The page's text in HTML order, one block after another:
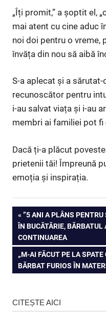
„Îți promit,” a șoptit el,
mai atent cu cine aduc
noi doi pentru o vreme,
învăța din nou să aibă
S-a aplecat și a
recunoscător pentru
i-au salvat viața și i-au
membri ai familiei pot
Dacă ți-a plăcut
prietenii tăi! Împreună
emoția și inspirația.
Navigare
în
articole
PREVIOUS
POST:
”5 ANI A PLÂNS
ÎN BUCĂTĂRIE,
CONTINUAREA
NEXT
POST:
„M-AI FĂCUT PE LA SPATE
BĂRBAT FURIOS ÎN